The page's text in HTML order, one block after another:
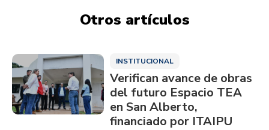
Otros artículos
INSTITUCIONAL
Verifican avance de obras
del futuro Espacio TEA
en San Alberto,
financiado por ITAIPU